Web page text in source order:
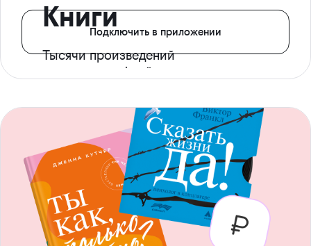
Книги
Тысячи произведений
с доступом офлайн
Подключить в приложении